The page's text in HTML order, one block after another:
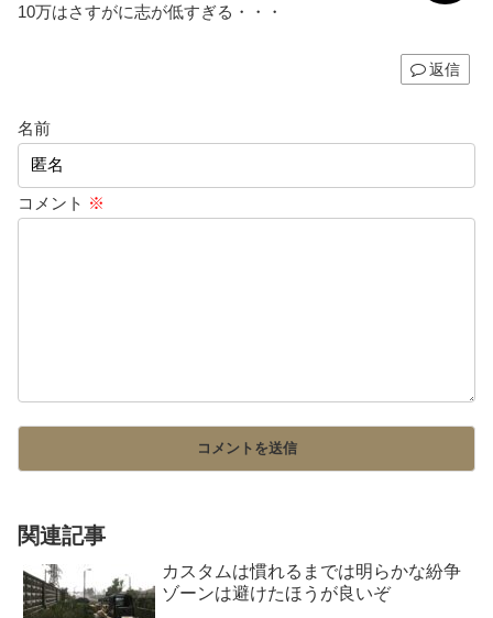
10万はさすがに志が低すぎる・・・
返信
名前
コメント ※
関連記事
カスタムは慣れるまでは明らかな紛争
ゾーンは避けたほうが良いぞ